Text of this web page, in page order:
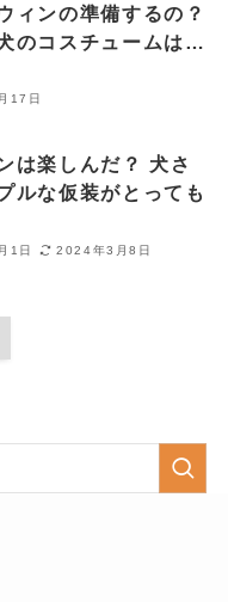
ィンの準備するの？
のコスチュームは…
17日
は楽しんだ？ 犬さ
ルな仮装がとっても
1日 2024年3月8日